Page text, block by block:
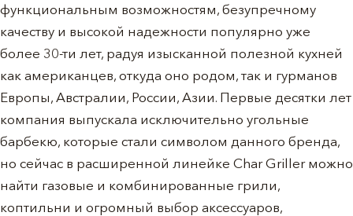
функциональным возможностям, безупречному
качеству и высокой надежности популярно уже
более 30-ти лет, радуя изысканной полезной кухней
как американцев, откуда оно родом, так и гурманов
Европы, Австралии, России, Азии. Первые десятки лет
компания выпускала исключительно угольные
барбекю, которые стали символом данного бренда,
но сейчас в расширенной линейке Char Griller можно
найти газовые и комбинированные грили,
коптильни и огромный выбор аксессуаров,